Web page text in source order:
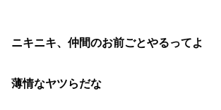
ニキニキ、仲間のお前ごとやるってよ
薄情なヤツらだな